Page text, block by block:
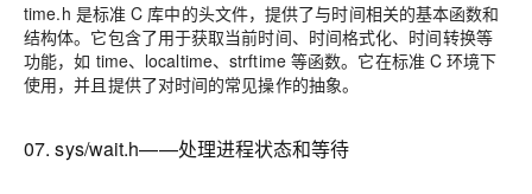
time.h 是标准 C 库中的头文件，提供了与时间相关的基本函数和
结构体。它包含了用于获取当前时间、时间格式化、时间转换等
功能，如 time、localtime、strftime 等函数。它在标准 C 环境下
使用，并且提供了对时间的常见操作的抽象。
07. sys/wait.h——处理进程状态和等待